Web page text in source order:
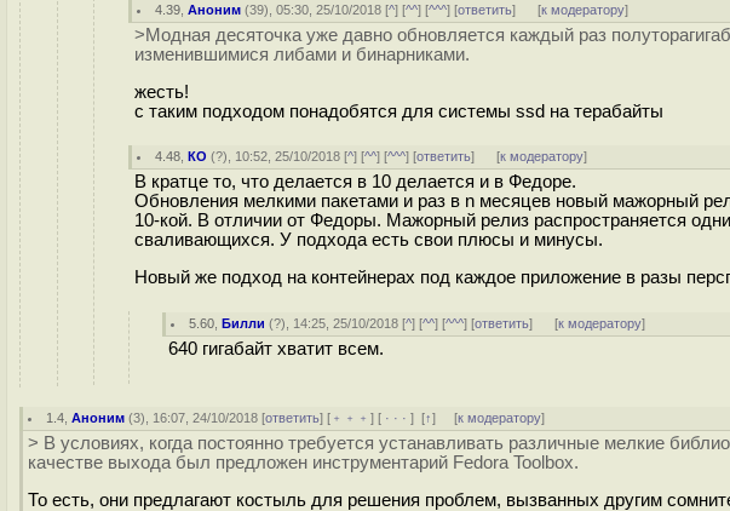
4.39 ,Аноним (39), 05:30, 25/10/2018 [^] [^^] [^^^] [ответить] [к модератору]
>Модная десяточка уже давно обновляется каждый раз
изменившимися либами и бинарниками.
жесть!
с таким подходом понадобятся для системы ssd на терабайты
4.48 ,КО (?), 10:52, 25/10/2018 [^] [^^] [^^^] [ответить] [к модератору]
В кратце то, что делается в 10 делается и в Федоре.
Обновления мелкими пакетами и раз в n месяцев новый мажорный
10-кой. В отличии от Федоры. Мажорный релиз распространяется
сваливающихся. У подхода есть свои плюсы и минусы.
Новый же подход на контейнерах под каждое приложение в разы
5.60 ,Билли (?), 14:25, 25/10/2018 [^] [^^] [^^^] [ответить] [к модератору]
640 гигабайт хватит всем.
1.4 ,Аноним (3), 16:07, 24/10/2018 [ответить] [ ﹢﹢﹢] [ · · ·][↑] [к модератору]
> В условиях, когда постоянно требуется устанавливать различные мелкие
качестве выхода был предложен инструментарий Fedora Toolbox.
То есть, они предлагают костыль для решения проблем, вызванных другим